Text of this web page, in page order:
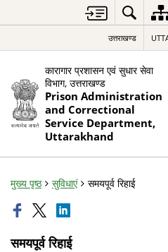
उत्तराखण्ड
कारागार प्रशासन एवं सुधार सेवा
विभाग, उत्तराखण्ड
Prison Administration
and Correctional
Service Department,
Uttarakhand
मुख्य पृष्ठ सुविधाएं समयपूर्व रिहाई
समयपूर्व रिहाई